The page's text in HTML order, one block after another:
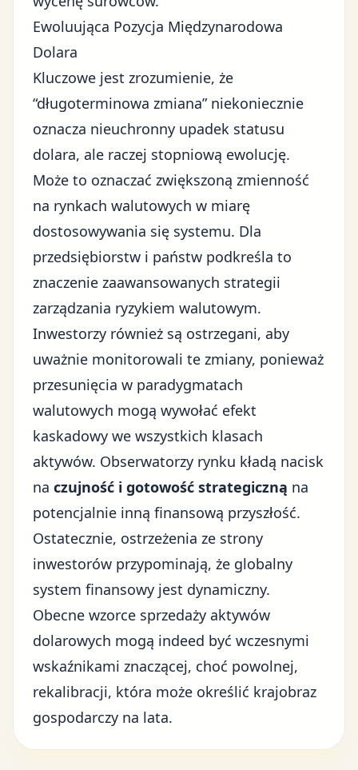
Ewoluująca Pozycja Międzynarodowa
Dolara
Kluczowe jest zrozumienie, że
“długoterminowa zmiana” niekoniecznie
oznacza nieuchronny upadek statusu
dolara, ale raczej stopniową ewolucję.
Może to oznaczać zwiększoną zmienność
na rynkach walutowych w miarę
dostosowywania się systemu. Dla
przedsiębiorstw i państw podkreśla to
znaczenie zaawansowanych strategii
zarządzania ryzykiem walutowym.
Inwestorzy również są ostrzegani, aby
uważnie monitorowali te zmiany, ponieważ
przesunięcia w paradygmatach
walutowych mogą wywołać efekt
kaskadowy we wszystkich klasach
aktywów. Obserwatorzy rynku kładą nacisk
na czujność i gotowość strategiczną na
potencjalnie inną finansową przyszłość.
Ostatecznie, ostrzeżenia ze strony
inwestorów przypominają, że globalny
system finansowy jest dynamiczny.
Obecne wzorce sprzedaży aktywów
dolarowych mogą indeed być wczesnymi
wskaźnikami znaczącej, choć powolnej,
rekalibracji, która może określić krajobraz
gospodarczy na lata.